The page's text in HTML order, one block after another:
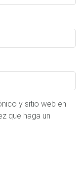
y sitio web en
que haga un